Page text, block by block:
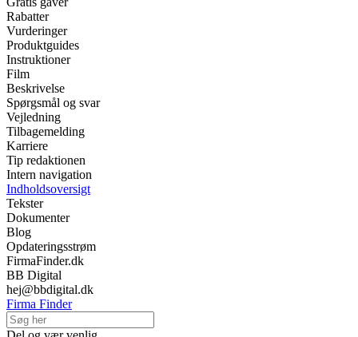
Rabatter
Vurderinger
Produktguides
Instruktioner
Film
Beskrivelse
Spørgsmål og svar
Vejledning
Tilbagemelding
Karriere
Tip redaktionen
Intern navigation
Indholdsoversigt
Tekster
Dokumenter
Blog
Opdateringsstrøm
FirmaFinder.dk
BB Digital
hej@bbdigital.dk
Firma Finder